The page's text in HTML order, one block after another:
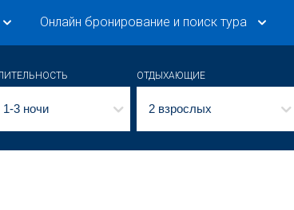
Онлайн бронирование и поиск тура
1-3 ночи
ОТДЫХАЮЩИЕ
2 взрослых